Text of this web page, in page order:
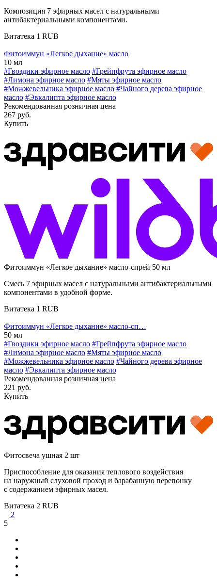
Композиция 7 эфирных масел с натуральными
антибактериальными компонентами.
Витатека 1 RUB
Фитоиммун «Легкое дыхание» масло
10 мл
#Гвоздики эфирное масло #Грейпфрута эфирное масло
#Лимона эфирное масло #Мяты эфирное масло
#Можжевельника эфирное масло #Чайного дерева эфирное
масло #Эвкалипта эфирное масло
Рекомендованная розничная цена
267 руб.
Купить
Фитоиммун «Легкое дыхание» масло-спрей 50 мл
Смесь 7 эфирных масел с натуральными антибактериальными
компонентами в удобной форме.
Витатека 1 RUB
Фитоиммун «Легкое дыхание» масло-сп…
50 мл
#Гвоздики эфирное масло #Грейпфрута эфирное масло
#Лимона эфирное масло #Мяты эфирное масло
#Можжевельника эфирное масло #Чайного дерева эфирное
масло #Эвкалипта эфирное масло
Рекомендованная розничная цена
221 руб.
Купить
Фитосвеча ушная 2 шт
Приспособление для оказания теплового воздействия
на наружный слуховой проход и барабанную перепонку
с содержанием эфирных масел.
Витатека 2 RUB
2
5